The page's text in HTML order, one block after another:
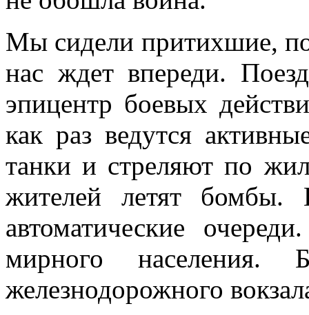
Мы сидели притихшие,
нас ждет впереди.
эпицентр боевых
как раз ведутся
танки и стреляют по
жителей летят
автоматические
мирного населения.
железнодорожного